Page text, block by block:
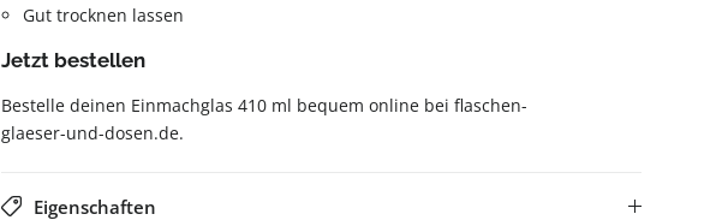
Gut trocknen lassen
Jetzt bestellen
Bestelle deinen Einmachglas 410 ml bequem online bei flaschen-
glaeser-und-dosen.de.
Eigenschaften